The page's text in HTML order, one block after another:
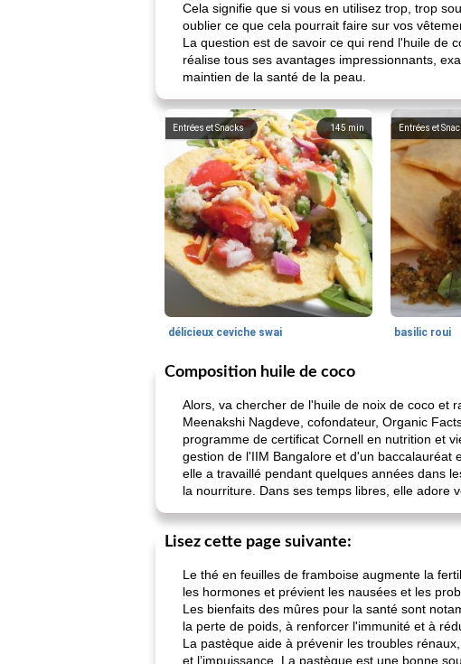
Cela signifie que si vous en utilisez trop, trop
oublier ce que cela pourrait faire sur vos
La question est de savoir ce qui rend l'huile de
réalise tous ses avantages impressionnants,
maintien de la santé de la peau.
145 min
Entrées et Snacks
délicieux ceviche swai
Entrées et
basilic roui
Composition huile de coco
Alors, va chercher de l'huile de noix de coco et
Meenakshi Nagdeve, cofondateur, Organic
programme de certificat Cornell en nutrition et
gestion de l'IIM Bangalore et d'un baccalauréat
elle a travaillé pendant quelques années dans
la nourriture. Dans ses temps libres, elle adore
Lisez cette page suivante:
Le thé en feuilles de framboise augmente la
les hormones et prévient les nausées et les
Les bienfaits des mûres pour la santé sont
la perte de poids, à renforcer l'immunité et à
La pastèque aide à prévenir les troubles
et l’impuissance. La pastèque est une bonne